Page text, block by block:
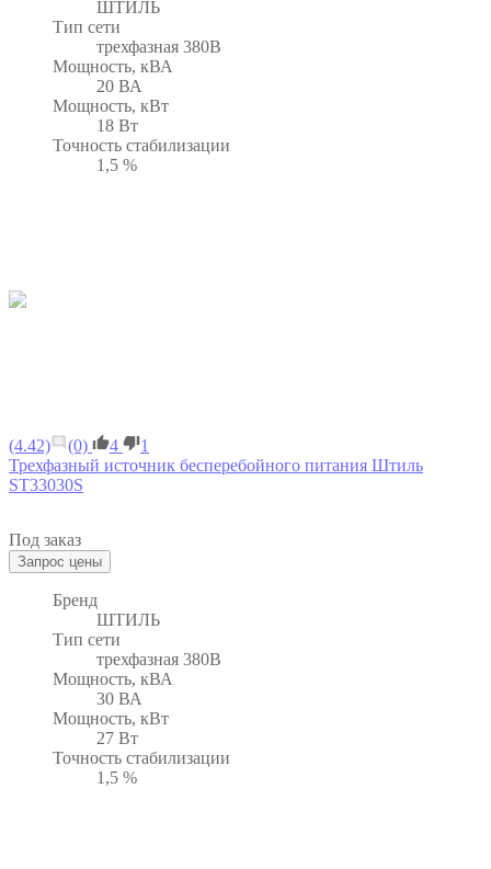
ШТИЛЬ
Тип сети
трехфазная 380В
Мощность, кВА
20 ВА
Мощность, кВт
18 Вт
Точность стабилизации
1,5 %
(4.42) (0) 4
1
Трехфазный источник бесперебойного питания Штиль
ST33030S
Под заказ
Бренд
ШТИЛЬ
Тип сети
трехфазная 380В
Мощность, кВА
30 ВА
Мощность, кВт
27 Вт
Точность стабилизации
1,5 %